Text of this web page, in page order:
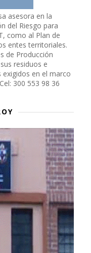
asesora en la
del Riesgo para
como al Plan de
entes territoriales.
de Producción
residuos e
en el marco
300 553 98 36